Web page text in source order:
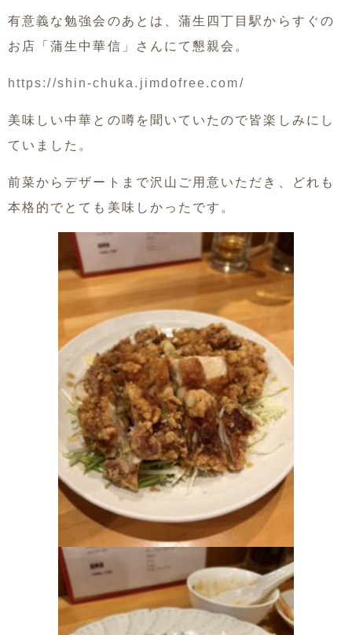
有意義な勉強会のあとは、蒲生四丁目駅からすぐの
お店「蒲生中華信」さんにて懇親会。
https://shin-chuka.jimdofree.com/
美味しい中華との噂を聞いていたので皆楽しみにし
ていました。
前菜からデザートまで沢山ご用意いただき、どれも
本格的でとても美味しかったです。